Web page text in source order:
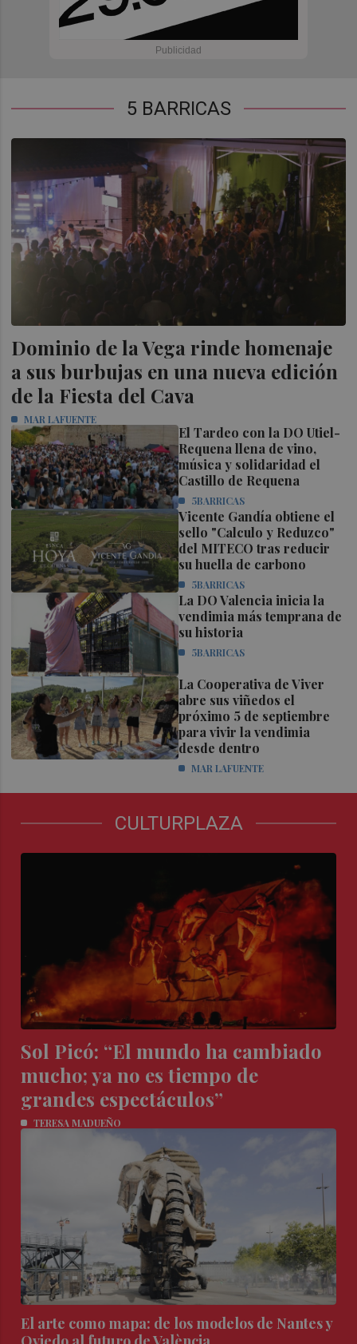
5 BARRICAS
El Tardeo con la DO Utiel-
Requena llena de vino,
música y solidaridad el
Castillo de Requena
5BARRICAS
Vicente Gandía obtiene el
sello "Calculo y Reduzco"
del MITECO tras reducir
su huella de carbono
5BARRICAS
La DO Valencia inicia la
vendimia más temprana de
su historia
5BARRICAS
La Cooperativa de Viver
abre sus viñedos el
próximo 5 de septiembre
para vivir la vendimia
desde dentro
MAR LAFUENTE
Dominio de la Vega rinde homenaje
a sus burbujas en una nueva edición
de la Fiesta del Cava
MAR LAFUENTE
CULTURPLAZA
Sol Picó: “El mundo ha cambiado
mucho; ya no es tiempo de
grandes espectáculos”
TERESA MADUEÑO
El arte como mapa: de los modelos de Nantes y